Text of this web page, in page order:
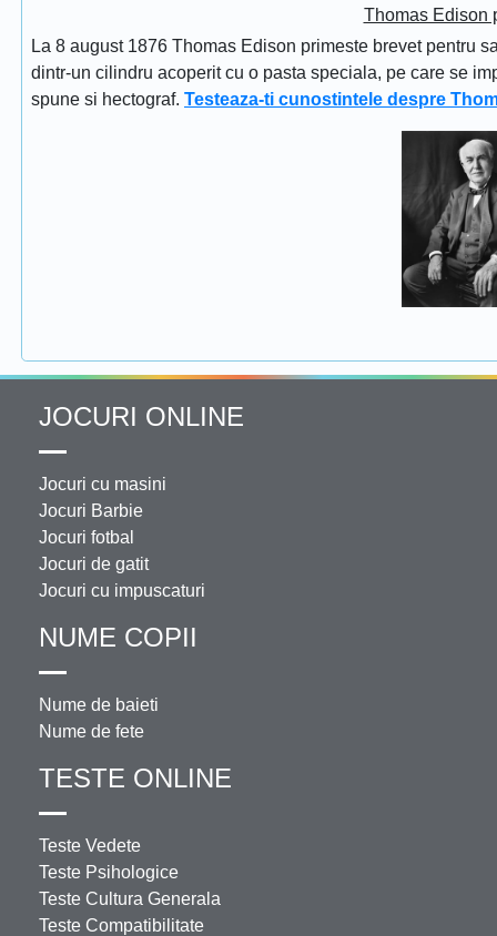
Thomas Edison
La 8 august 1876 Thomas Edison primeste brevet pentru
dintr-un cilindru acoperit cu o pasta speciala, pe care se
spune si hectograf. Testeaza-ti cunostintele despre
JOCURI ONLINE
Jocuri cu masini
Jocuri Barbie
Jocuri fotbal
Jocuri de gatit
Jocuri cu impuscaturi
NUME COPII
Nume de baieti
Nume de fete
TESTE ONLINE
Teste Vedete
Teste Psihologice
Teste Cultura Generala
Teste Compatibilitate